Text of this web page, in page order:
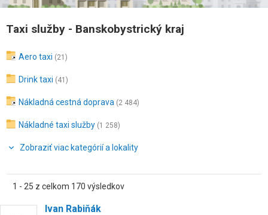
Taxi služby - Banskobystrický kraj
Aero taxi (21)
Drink taxi (41)
Nákladná cestná doprava (2 484)
Nákladné taxi služby (1 258)
Zobraziť viac kategórií a lokality
1 - 25 z celkom 170 výsledkov
Ivan Rabiňák